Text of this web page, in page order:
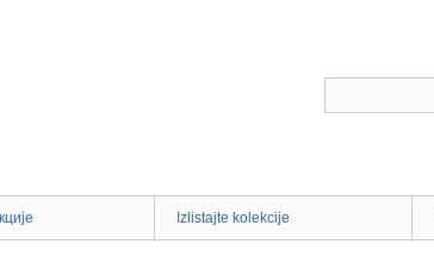
Izlistajte kolekcije